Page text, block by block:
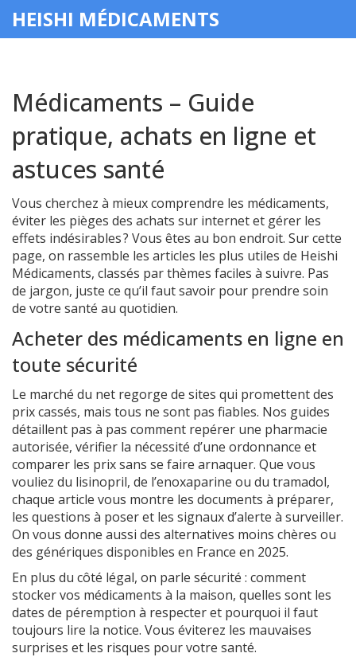
HEISHI MÉDICAMENTS
Médicaments – Guide
pratique, achats en ligne et
astuces santé
Vous cherchez à mieux comprendre les médicaments,
éviter les pièges des achats sur internet et gérer les
effets indésirables ? Vous êtes au bon endroit. Sur cette
page, on rassemble les articles les plus utiles de Heishi
Médicaments, classés par thèmes faciles à suivre. Pas
de jargon, juste ce qu’il faut savoir pour prendre soin
de votre santé au quotidien.
Acheter des médicaments en ligne en
toute sécurité
Le marché du net regorge de sites qui promettent des
prix cassés, mais tous ne sont pas fiables. Nos guides
détaillent pas à pas comment repérer une pharmacie
autorisée, vérifier la nécessité d’une ordonnance et
comparer les prix sans se faire arnaquer. Que vous
vouliez du lisinopril, de l’enoxaparine ou du tramadol,
chaque article vous montre les documents à préparer,
les questions à poser et les signaux d’alerte à surveiller.
On vous donne aussi des alternatives moins chères ou
des génériques disponibles en France en 2025.
En plus du côté légal, on parle sécurité : comment
stocker vos médicaments à la maison, quelles sont les
dates de péremption à respecter et pourquoi il faut
toujours lire la notice. Vous éviterez les mauvaises
surprises et les risques pour votre santé.